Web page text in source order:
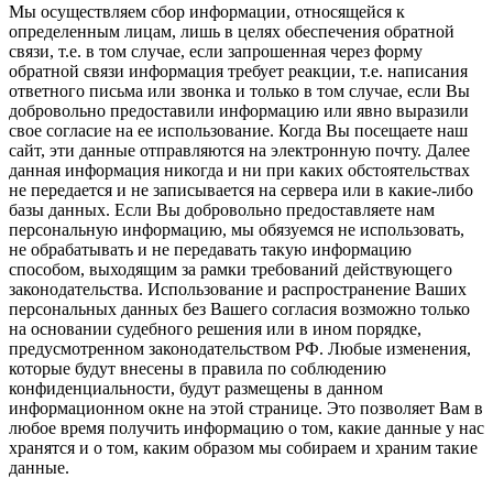
Мы осуществляем сбор информации, относящейся к
определенным лицам, лишь в целях обеспечения обратной
связи, т.е. в том случае, если запрошенная через форму
обратной связи информация требует реакции, т.е. написания
ответного письма или звонка и только в том случае, если Вы
добровольно предоставили информацию или явно выразили
свое согласие на ее использование. Когда Вы посещаете наш
сайт, эти данные отправляются на электронную почту. Далее
данная информация никогда и ни при каких обстоятельствах
не передается и не записывается на сервера или в какие-либо
базы данных. Если Вы добровольно предоставляете нам
персональную информацию, мы обязуемся не использовать,
не обрабатывать и не передавать такую информацию
способом, выходящим за рамки требований действующего
законодательства. Использование и распространение Ваших
персональных данных без Вашего согласия возможно только
на основании судебного решения или в ином порядке,
предусмотренном законодательством РФ. Любые изменения,
которые будут внесены в правила по соблюдению
конфиденциальности, будут размещены в данном
информационном окне на этой странице. Это позволяет Вам в
любое время получить информацию о том, какие данные у нас
хранятся и о том, каким образом мы собираем и храним такие
данные.